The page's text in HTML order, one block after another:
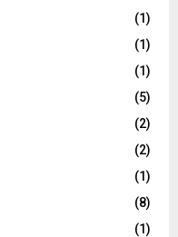
(1)
(1)
(1)
(5)
(2)
(2)
(1)
(8)
(1)